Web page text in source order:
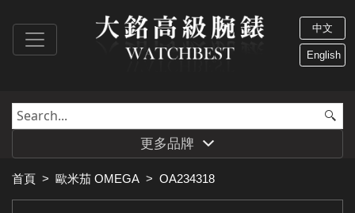
中文
English
更多品牌
首頁 > 歐米茄 OMEGA > OA234318